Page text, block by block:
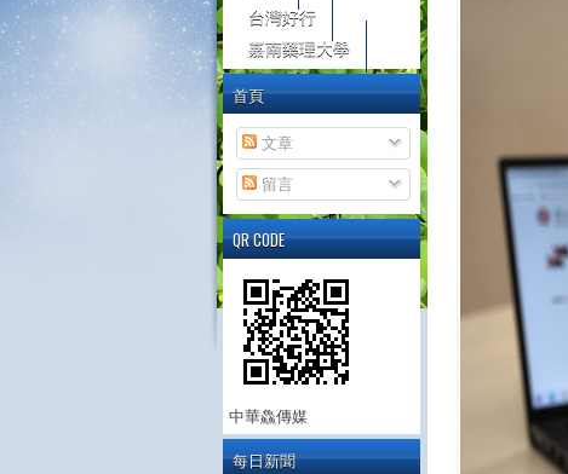
台灣好行
嘉南藥理大學
首頁
文章
留言
QR CODE
中華鱻傳媒
每日新聞